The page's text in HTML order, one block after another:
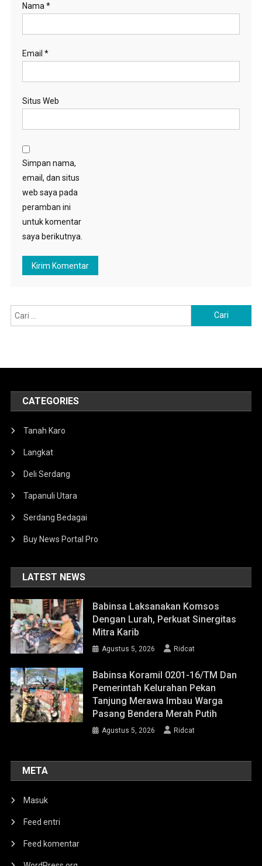
Nama *
Email *
Situs Web
Simpan nama,
email, dan situs
web saya pada
peramban ini
untuk komentar
saya berikutnya.
untuk:
CATEGORIES
Tanah Karo
Langkat
Deli Serdang
Tapanuli Utara
Serdang Bedagai
Buy News Portal Pro
LATEST NEWS
Babinsa Laksanakan Komsos
Dengan Lurah, Perkuat Sinergitas
Mitra Karib
Agustus 5, 2026 Ridcat
Babinsa Koramil 0201-16/TM Dan
Pemerintah Kelurahan Pekan
Tanjung Merawa Imbau Warga
Pasang Bendera Merah Putih
Agustus 5, 2026 Ridcat
META
Masuk
Feed entri
Feed komentar